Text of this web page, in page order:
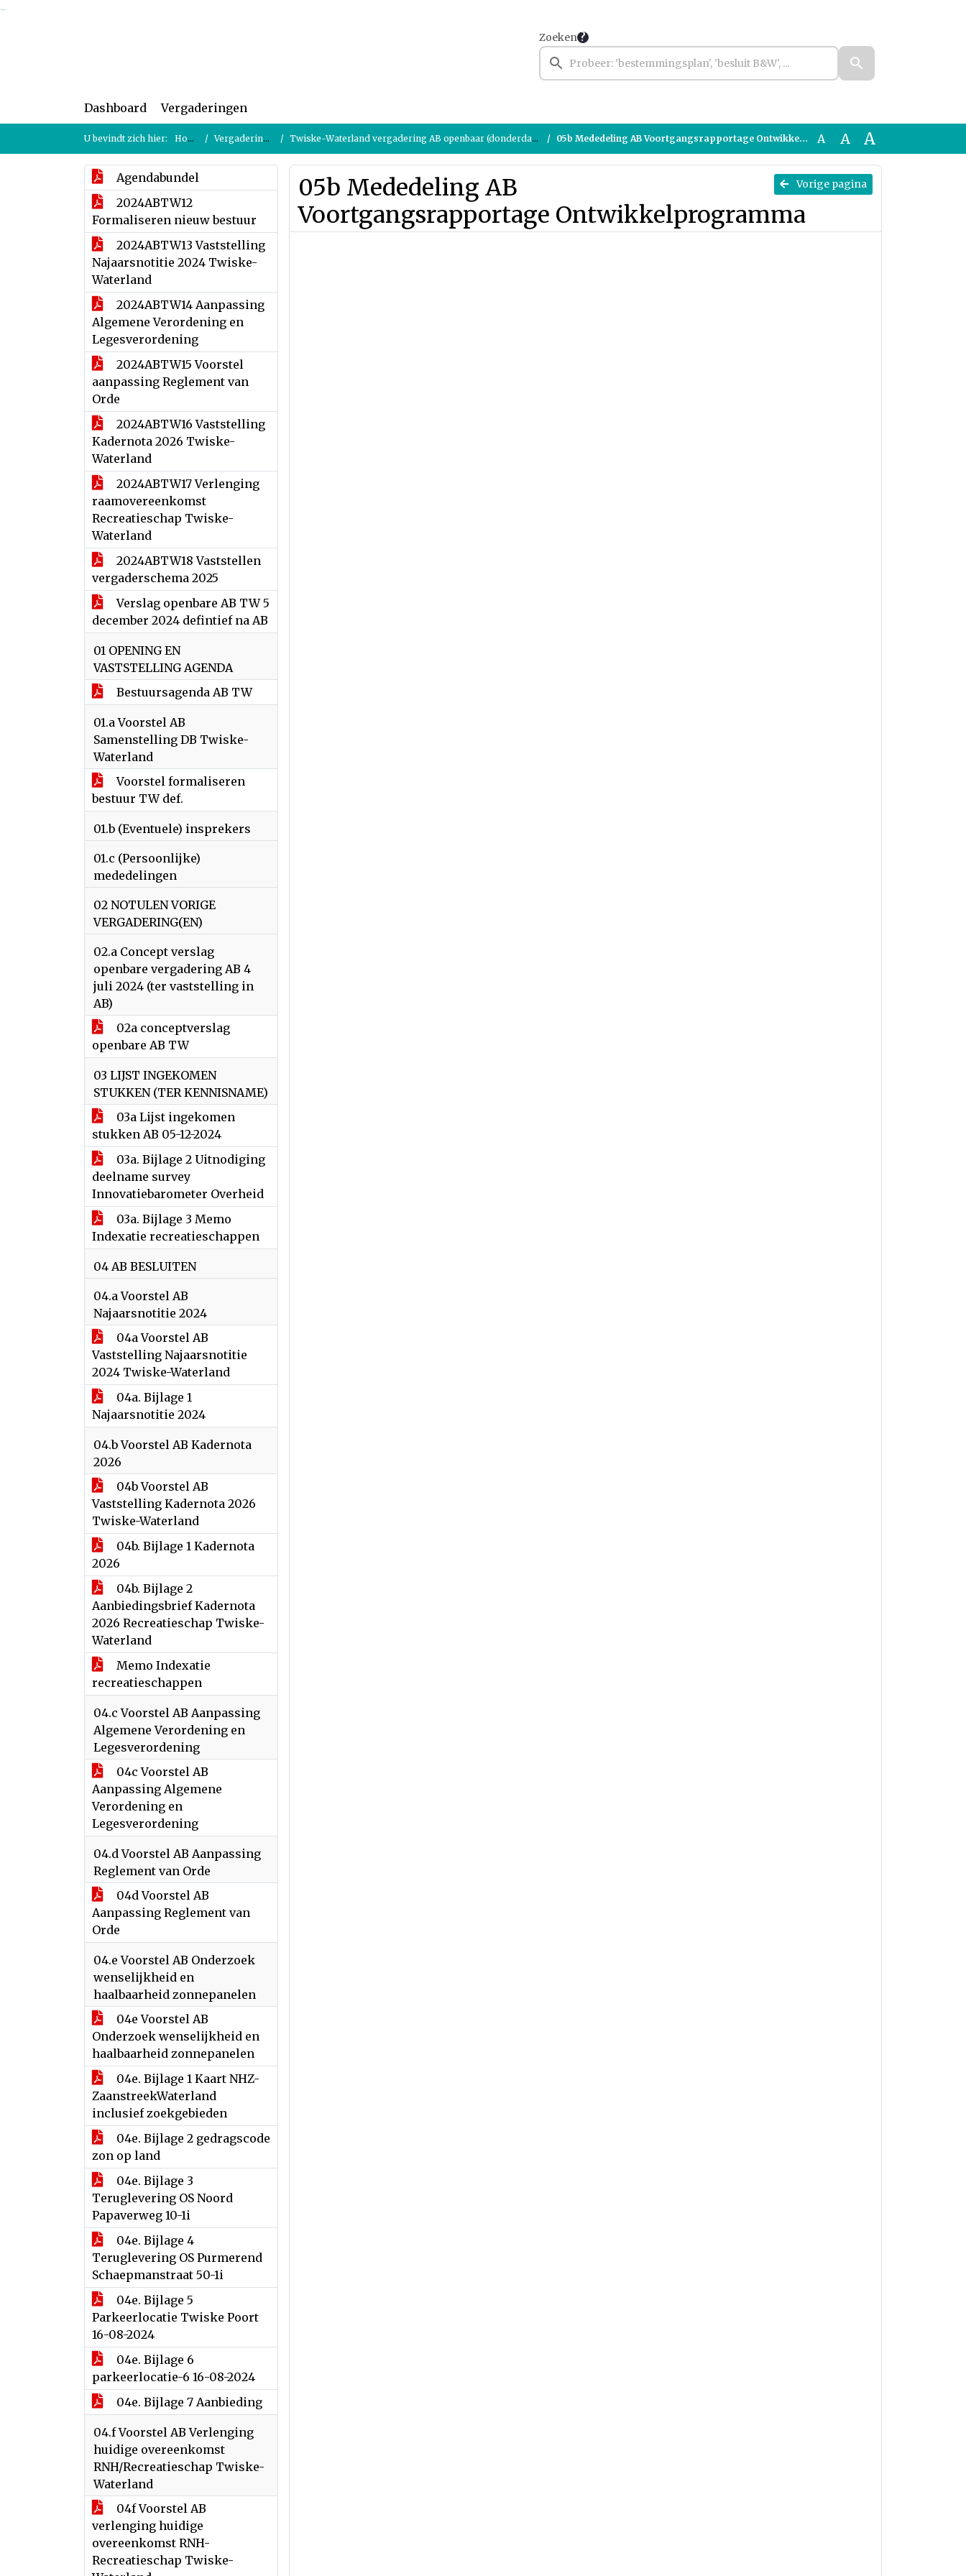
Zoeken
Dashboard Vergaderingen
U bevindt zich hier: Home Vergaderingen Twiske-Waterland vergadering AB openbaar (donderdag 5 december 2024) 05b Mededeling AB Voortgangsrapportage Ontwikkelprogramma A A A
Agendabundel
2024ABTW12
Formaliseren nieuw bestuur
2024ABTW13 Vaststelling
Najaarsnotitie 2024 Twiske-
Waterland
2024ABTW14 Aanpassing
Algemene Verordening en
Legesverordening
2024ABTW15 Voorstel
aanpassing Reglement van
Orde
2024ABTW16 Vaststelling
Kadernota 2026 Twiske-
Waterland
2024ABTW17 Verlenging
raamovereenkomst
Recreatieschap Twiske-
Waterland
2024ABTW18 Vaststellen
vergaderschema 2025
Verslag openbare AB TW 5
december 2024 defintief na AB
01 OPENING EN
VASTSTELLING AGENDA
Bestuursagenda AB TW
01.a Voorstel AB
Samenstelling DB Twiske-
Waterland
Voorstel formaliseren
bestuur TW def.
01.b (Eventuele) insprekers
01.c (Persoonlijke)
mededelingen
02 NOTULEN VORIGE
VERGADERING(EN)
02.a Concept verslag
openbare vergadering AB 4
juli 2024 (ter vaststelling in
AB)
02a conceptverslag
openbare AB TW
03 LIJST INGEKOMEN
STUKKEN (TER KENNISNAME)
03a Lijst ingekomen
stukken AB 05-12-2024
03a. Bijlage 2 Uitnodiging
deelname survey
Innovatiebarometer Overheid
03a. Bijlage 3 Memo
Indexatie recreatieschappen
04 AB BESLUITEN
04.a Voorstel AB
Najaarsnotitie 2024
04a Voorstel AB
Vaststelling Najaarsnotitie
2024 Twiske-Waterland
04a. Bijlage 1
Najaarsnotitie 2024
04.b Voorstel AB Kadernota
2026
04b Voorstel AB
Vaststelling Kadernota 2026
Twiske-Waterland
04b. Bijlage 1 Kadernota
2026
04b. Bijlage 2
Aanbiedingsbrief Kadernota
2026 Recreatieschap Twiske-
Waterland
Memo Indexatie
recreatieschappen
04.c Voorstel AB Aanpassing
Algemene Verordening en
Legesverordening
04c Voorstel AB
Aanpassing Algemene
Verordening en
Legesverordening
04.d Voorstel AB Aanpassing
Reglement van Orde
04d Voorstel AB
Aanpassing Reglement van
Orde
04.e Voorstel AB Onderzoek
wenselijkheid en
haalbaarheid zonnepanelen
04e Voorstel AB
Onderzoek wenselijkheid en
haalbaarheid zonnepanelen
04e. Bijlage 1 Kaart NHZ-
ZaanstreekWaterland
inclusief zoekgebieden
04e. Bijlage 2 gedragscode
zon op land
04e. Bijlage 3
Teruglevering OS Noord
Papaverweg 10-1i
04e. Bijlage 4
Teruglevering OS Purmerend
Schaepmanstraat 50-1i
04e. Bijlage 5
Parkeerlocatie Twiske Poort
16-08-2024
04e. Bijlage 6
parkeerlocatie-6 16-08-2024
04e. Bijlage 7 Aanbieding
04.f Voorstel AB Verlenging
huidige overeenkomst
RNH/Recreatieschap Twiske-
Waterland
04f Voorstel AB
verlenging huidige
overeenkomst RNH-
Recreatieschap Twiske-
Vorige pagina
05b Mededeling AB
Voortgangsrapportage Ontwikkelprogramma